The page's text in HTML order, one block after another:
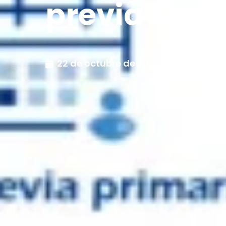
previa
22 de octubre de 2021